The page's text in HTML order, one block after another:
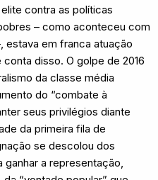
contra as políticas
– como aconteceu com
estava em franca atuação
disso. O golpe de 2016
da classe média
do “combate à
seus privilégios diante
da primeira fila de
se descolou dos
ganhar a representação,